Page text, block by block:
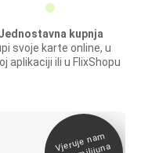
kupnja
svoje karte online, u
aplikaciji ili u FlixShopu
Vjeruje na
m
500+